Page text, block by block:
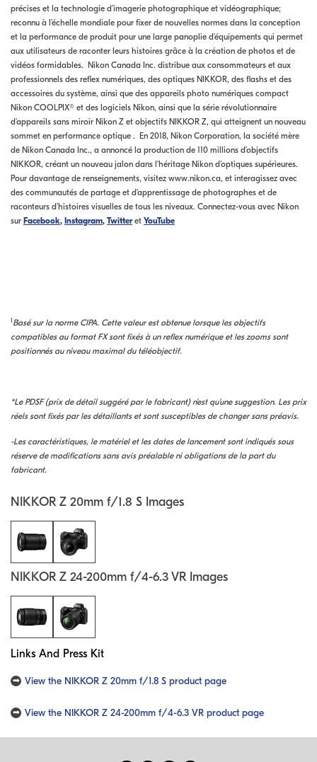
précises et la technologie d’imagerie photographique et vidéographique;
reconnu à l’échelle mondiale pour fixer de nouvelles normes dans la conception
et la performance de produit pour une large panoplie d’équipements qui permet
aux utilisateurs de raconter leurs histoires grâce à la création de photos et de
vidéos formidables. Nikon Canada Inc. distribue aux consommateurs et aux
professionnels des reflex numériques, des optiques NIKKOR, des flashs et des
accessoires du système, ainsi que des appareils photo numériques compact
Nikon COOLPIX® et des logiciels Nikon, ainsi que la série révolutionnaire
d’appareils sans miroir Nikon Z et objectifs NIKKOR Z, qui atteignent un nouveau
sommet en performance optique . En 2018, Nikon Corporation, la société mère
de Nikon Canada Inc., a annoncé la production de 110 millions d’objectifs
NIKKOR, créant un nouveau jalon dans l’héritage Nikon d’optiques supérieures.
Pour davantage de renseignements, visitez www.nikon.ca, et interagissez avec
des communautés de partage et d’apprentissage de photographes et de
raconteurs d’histoires visuelles de tous les niveaux. Connectez-vous avec Nikon
sur Facebook, Instagram, Twitteret YouTube
1 Basé sur la norme CIPA. Cette valeur est obtenue lorsque les objectifs
compatibles au format FX sont fixés à un reflex numérique et les zooms sont
positionnés au niveau maximal du téléobjectif.
*Le PDSF (prix de détail suggéré par le fabricant) n’est qu’une suggestion. Les prix
réels sont fixés par les détaillants et sont susceptibles de changer sans préavis.
-Les caractéristiques, le matériel et les dates de lancement sont indiqués sous
réserve de modifications sans avis préalable ni obligations de la part du
fabricant.
NIKKOR Z 20mm f/1.8 S Images
NIKKOR Z 24-200mm f/4-6.3 VR Images
Links And Press Kit
View the NIKKOR Z 20mm f/1.8 S product page
View the NIKKOR Z 24-200mm f/4-6.3 VR product page